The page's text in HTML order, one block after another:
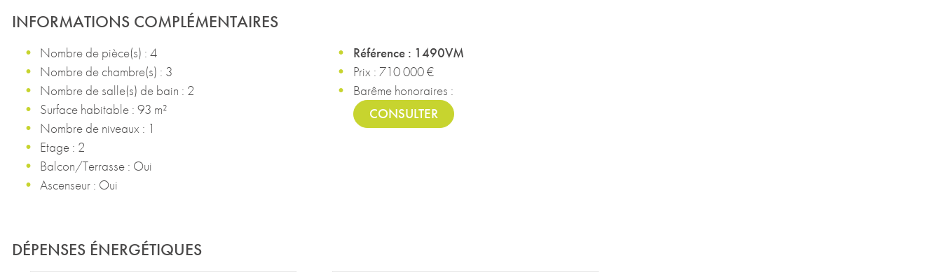
INFORMATIONS COMPLÉMENTAIRES
Nombre de pièce(s) : 4
Nombre de chambre(s) : 3
Nombre de salle(s) de bain : 2
Surface habitable : 93 m²
Nombre de niveaux : 1
Etage : 2
Balcon/Terrasse : Oui
Ascenseur : Oui
Référence : 1490VM
Prix : 710 000 €
Barême honoraires :
CONSULTER
DÉPENSES ÉNERGÉTIQUES